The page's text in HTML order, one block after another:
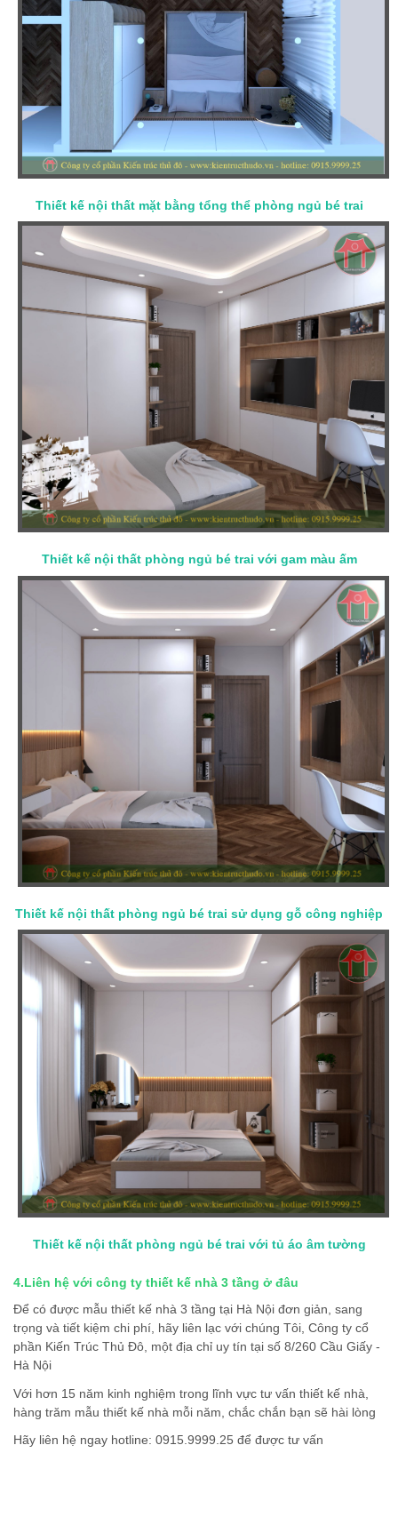
Thiết kế nội thất mặt bằng tổng thể phòng ngủ bé trai
Thiết kế nội thất phòng ngủ bé trai với gam màu ấm
Thiết kế nội thất phòng ngủ bé trai sử dụng gỗ công nghiệp
Thiết kế nội thất phòng ngủ bé trai với tủ áo âm tường
4.Liên hệ với công ty thiết kế nhà 3 tầng ở đâu
Để có được mẫu thiết kế nhà 3 tầng tại Hà Nội đơn giản, sang
trọng và tiết kiệm chi phí, hãy liên lạc với chúng Tôi, Công ty cổ
phần Kiến Trúc Thủ Đô, một địa chỉ uy tín tại số 8/260 Cầu Giấy -
Hà Nội
Với hơn 15 năm kinh nghiệm trong lĩnh vực tư vấn thiết kế nhà,
hàng trăm mẫu thiết kế nhà mỗi năm, chắc chắn bạn sẽ hài lòng
Hãy liên hệ ngay hotline: 0915.9999.25 để được tư vấn